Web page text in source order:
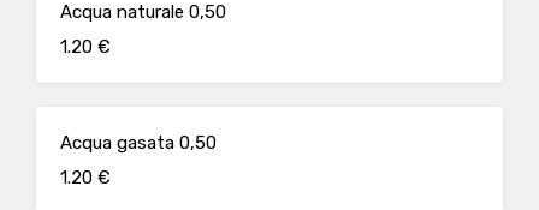
Acqua naturale 0,50
1.20 €
Acqua gasata 0,50
1.20 €